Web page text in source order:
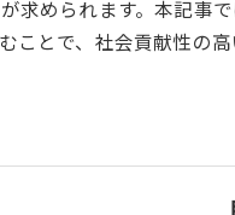
求められます。本記事
ことで、社会貢献性の